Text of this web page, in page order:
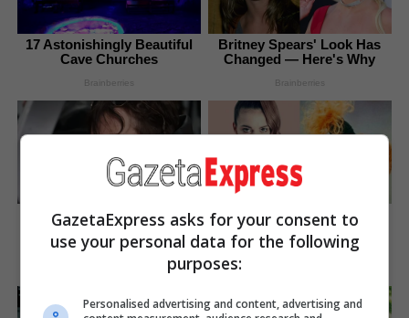
17 Astonishingly Beautiful
Cave Churches
Brainberries
Britney Spears' Look Has
Changed — Here's Why
Brainberries
Meet The 6 Legendary Child
Actors Who Became Real
Life Criminals
90s Hair Trends That
Screamed "Please Don't
Try"
GazetaExpress asks for your consent to
use your personal data for the following
purposes:
Personalised advertising and content, advertising and